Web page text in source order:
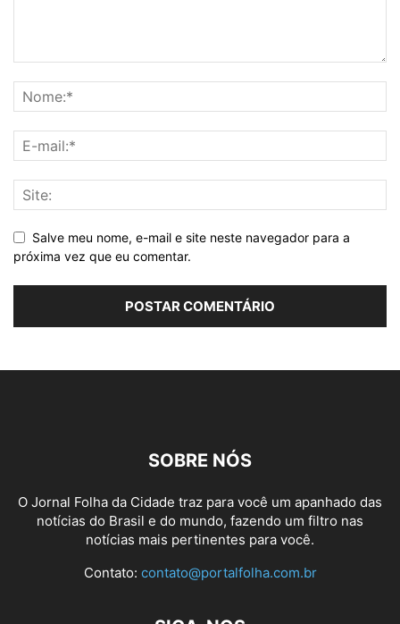
Salve meu nome, e-mail e site neste navegador para a
próxima vez que eu comentar.
SOBRE NÓS
O Jornal Folha da Cidade traz para você um apanhado das
notícias do Brasil e do mundo, fazendo um filtro nas
notícias mais pertinentes para você.
Contato: contato@portalfolha.com.br